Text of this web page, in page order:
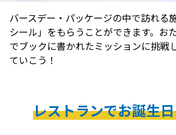
バースデー・パッケージの中で訪れる
シール」をもらうことができます。お
でブックに書かれたミッションに挑戦
ていこう！
レストランでお誕生